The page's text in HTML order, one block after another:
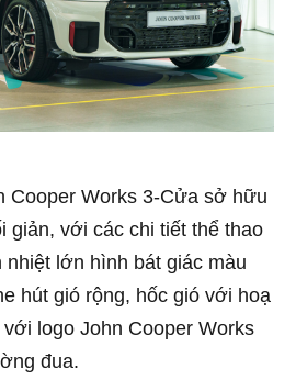
Cooper Works 3-Cửa sở hữu
giản, với các chi tiết thể thao
lớn hình bát giác màu
hút gió rộng, hốc gió với hoạ
logo John Cooper Works
đua.